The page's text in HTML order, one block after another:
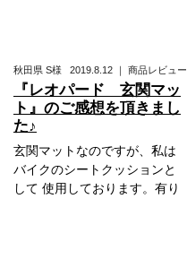
秋田県 S様 2019.8.12 ｜ 商品レビュー
『レオパード 玄関マッ
ト』のご感想を頂きまし
た♪
玄関マットなのですが、私は
バイクのシートクッションと
して 使用しております。有り